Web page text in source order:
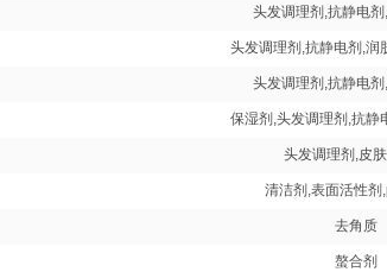
头发调理剂,抗静电剂
头发调理剂,抗静电剂,润
头发调理剂,抗静电剂
保湿剂,头发调理剂,抗静
头发调理剂,皮
清洁剂,表面活性剂
去角质
螯合剂